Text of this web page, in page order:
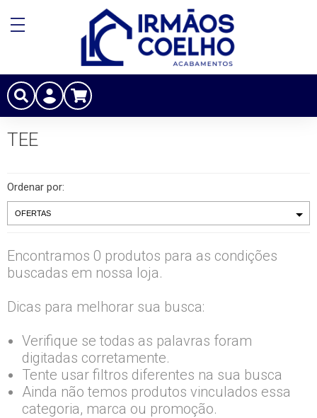
TEE
Ordenar por:
Encontramos 0 produtos para as condições
buscadas em nossa loja.
Dicas para melhorar sua busca:
Verifique se todas as palavras foram
digitadas corretamente.
Tente usar filtros diferentes na sua busca
Ainda não temos produtos vinculados essa
categoria, marca ou promoção.